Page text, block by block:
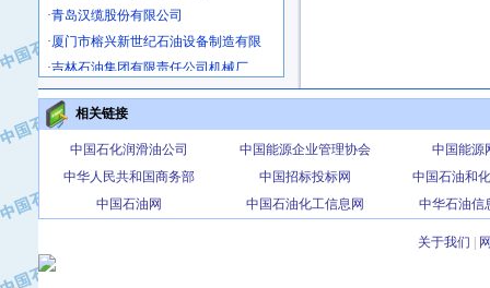
·大港油田集团中成机械制造有限公司
·承德司达石油装备开发公司
·大港油田集团中成机械制造有限公司
·四川明星电缆有限公司
·中国石油大庆石油化工总厂
·北京三盈联合石油技术有限公司
·北京长空工业有限公司
相关链接
中国石化润滑油公司 中国能源企业管理协会
中国能源
中华人民共和国商务部
中国招标投标网
中国石油和
中国石油网
中国石油化工信息网 中华石油信
关于我们